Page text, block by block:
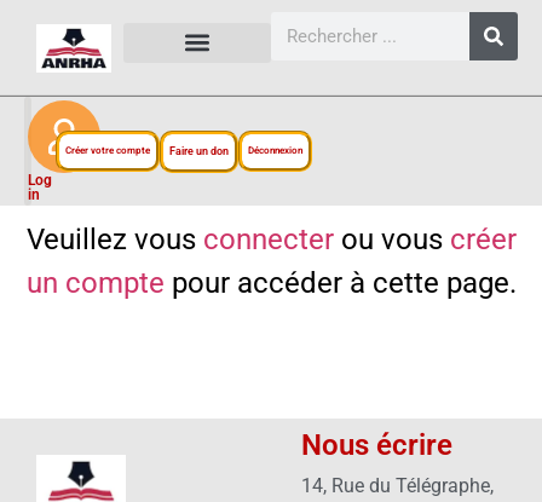
Log
in
Créer votre compte Faire un don Déconnexion
Veuillez vous connecterou vous créer
un compte pour accéder à cette page.
Nous écrire
14, Rue du Télégraphe,